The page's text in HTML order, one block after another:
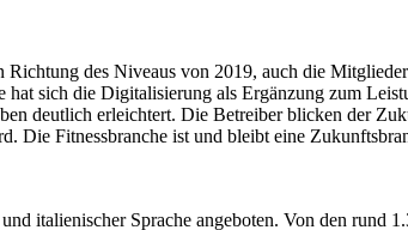
des Niveaus von 2019, auch die
sich die Digitalisierung als Ergänzung zum
deutlich erleichtert. Die Betreiber blicken der
Die Fitnessbranche ist und bleibt eine
italienischer Sprache angeboten. Von den rund